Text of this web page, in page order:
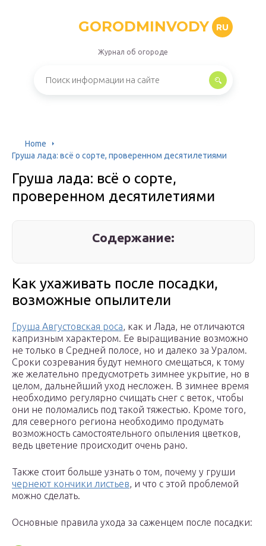
GORODMINVODY RU
Журнал об огороде
Home
Груша лада: всё о сорте, проверенном десятилетиями
Груша лада: всё о сорте,
проверенном десятилетиями
Содержание:
Как ухаживать после посадки,
возможные опылители
Груша Августовская роса, как и Лада, не отличаются
капризным характером. Ее выращивание возможно
не только в Средней полосе, но и далеко за Уралом.
Сроки созревания будут немного смещаться, к тому
же желательно предусмотреть зимнее укрытие, но в
целом, дальнейший уход несложен. В зимнее время
необходимо регулярно счищать снег с веток, чтобы
они не поломались под такой тяжестью. Кроме того,
для северного региона необходимо продумать
возможность самостоятельного опыления цветков,
ведь цветение происходит очень рано.
Также стоит больше узнать о том, почему у груши
чернеют кончики листьев, и что с этой проблемой
можно сделать.
Основные правила ухода за саженцем после посадки: